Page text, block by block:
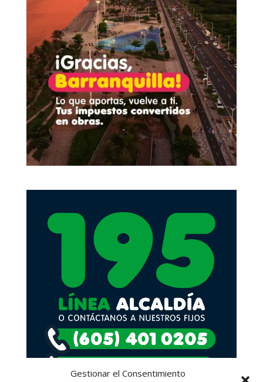
Gestionar el Consentimiento